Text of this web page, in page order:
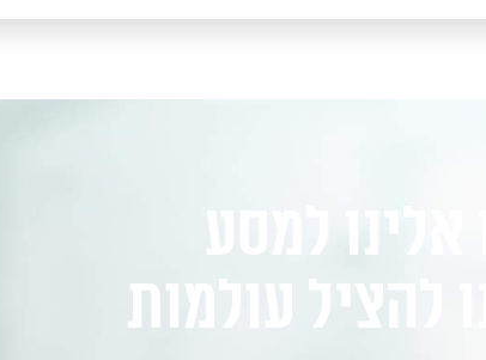
אלינו למסע
להציל עולמות